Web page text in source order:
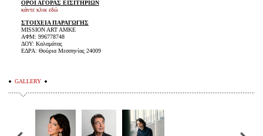
ΟΡΟΙ ΑΓΟΡΑΣ ΕΙΣΙΤΗΡΙΩΝ
κάντε κλικ εδώ
ΣΤΟΙΧΕΙΑ ΠΑΡΑΓΩΓΗΣ
MISSION ART AMKE
ΑΦΜ: 996778748
ΔΟΥ: Καλαμάτας
ΕΔΡΑ: Θούρια Μεσσηνίας 24009
GALLERY